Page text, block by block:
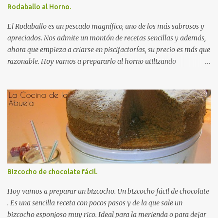
moscada y cubrimos con el vino tinto y el brandy. Agregamos la
cebolla y las za...
Autorecambiosstore.ES
Rodaballo al Horno.
El Rodaballo es un pescado magnífico, uno de los más sabrosos y
apreciados. Nos admite un montón de recetas sencillas y además,
ahora que empieza a criarse en piscifactorías, su precio es más que
razonable. Hoy vamos a prepararlo al horno utilizando
para horno .Así que nos ha ahorrado trabajo, limpiándolo y
dándole unos cortes transversales que nos ayudarán tanto a su
horneado como a la hora de servirlo. INGREDIENTES para un
Rodaballo al Horno: Un rodaballo grande (2 Kg
aproximádamente). 2 dientes de ajo. Una cucharadita de perejil
fresco picado. Una pizca de pimienta roja molida. Aceite de oliva.
Sal. RECETA para un Rodaballo al Horno: Engrasamos con aceite
colorida hacia arriba, el ella y salamos al gusto. Picamos el ajo en
láminas gruesas y lo doramos...
Bizcocho de chocolate fácil.
Hoy vamos a preparar un bizcocho. Un bizcocho fácil de chocolate
. Es una sencilla receta con pocos pasos y de la que sale un
bizcocho esponjoso muy rico. Ideal para la merienda o para dejar